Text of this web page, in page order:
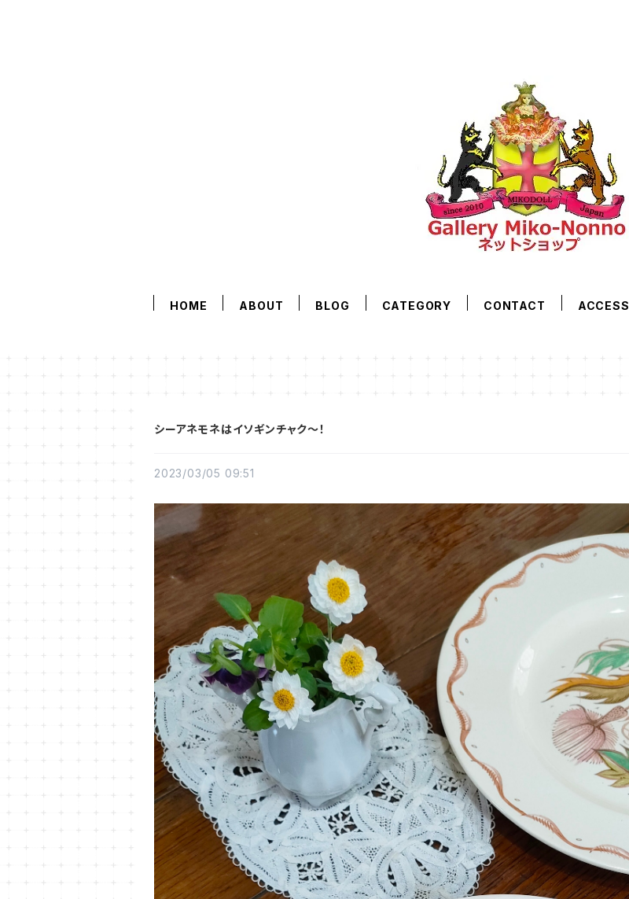
HOME ABOUT BLOG CATEGORY CONTACT ACCESS
シーアネモネはイソギンチャク～！
2023/03/05 09:51